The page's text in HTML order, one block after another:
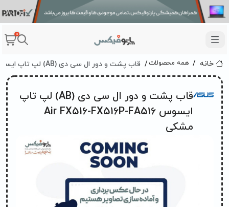
0
خانه همه محصولات قاب پشت و دور ال سی دی (AB) لپ تاپ ایسوس Air FX516-FX516P-FA516 مشکی
قاب پشت و دور ال سی دی (AB) لپ تاپ
ایسوس Air FX516-FX516P-FA516
مشکی